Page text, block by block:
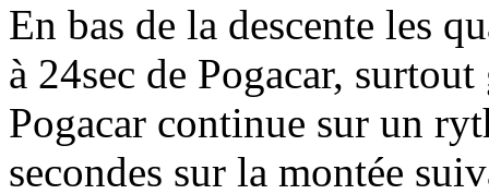
En bas de la descente les
à 24sec de Pogacar,
Pogacar continue sur un
secondes sur la montée